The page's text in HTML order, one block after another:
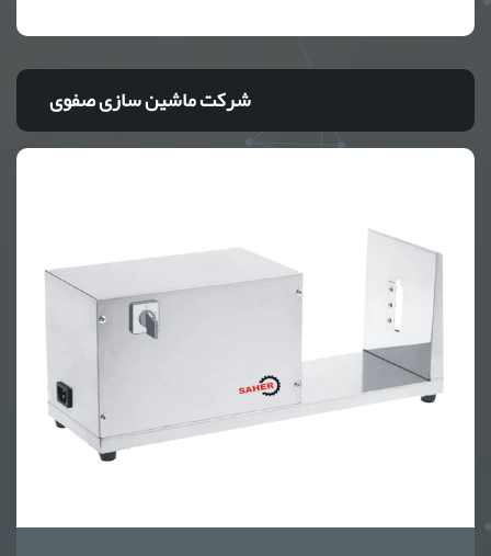
شرکت ماشین سازی صفوی